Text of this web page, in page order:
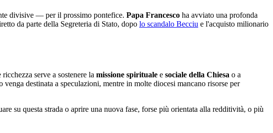
divisive — per il prossimo pontefice. Papa Francesco ha avviato una profonda
da parte della Segreteria di Stato, dopo lo scandalo Becciu e l'acquisto milionario
serve a sostenere la missione spirituale e sociale della Chiesa o a
destinata a speculazioni, mentre in molte diocesi mancano risorse per
su questa strada o aprire una nuova fase, forse più orientata alla redditività, o più